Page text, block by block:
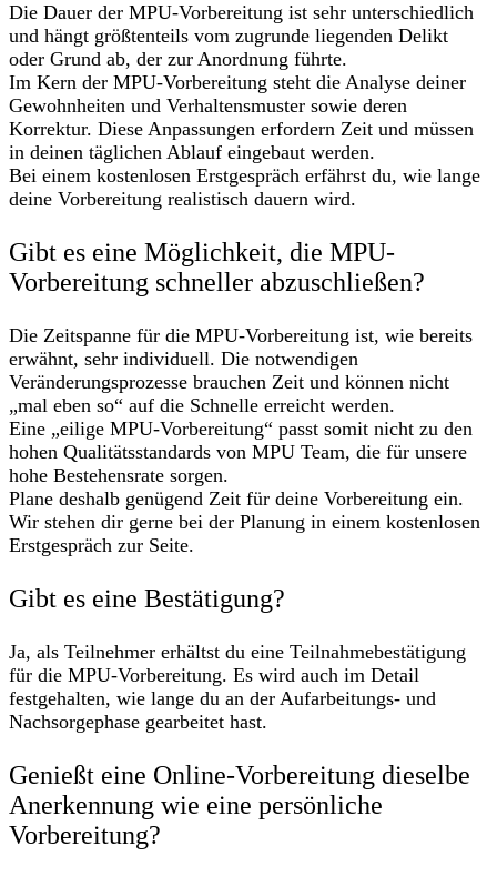
Die Dauer der MPU-Vorbereitung ist sehr unterschiedlich
und hängt größtenteils vom zugrunde liegenden Delikt
oder Grund ab, der zur Anordnung führte.
Im Kern der MPU-Vorbereitung steht die Analyse deiner
Gewohnheiten und Verhaltensmuster sowie deren
Korrektur. Diese Anpassungen erfordern Zeit und müssen
in deinen täglichen Ablauf eingebaut werden.
Bei einem kostenlosen Erstgespräch erfährst du, wie lange
deine Vorbereitung realistisch dauern wird.
Gibt es eine Möglichkeit, die MPU-
Vorbereitung schneller abzuschließen?
Die Zeitspanne für die MPU-Vorbereitung ist, wie bereits
erwähnt, sehr individuell. Die notwendigen
Veränderungsprozesse brauchen Zeit und können nicht
„mal eben so“ auf die Schnelle erreicht werden.
Eine „eilige MPU-Vorbereitung“ passt somit nicht zu den
hohen Qualitätsstandards von MPU Team, die für unsere
hohe Bestehensrate sorgen.
Plane deshalb genügend Zeit für deine Vorbereitung ein.
Wir stehen dir gerne bei der Planung in einem kostenlosen
Erstgespräch zur Seite.
Gibt es eine Bestätigung?
Ja, als Teilnehmer erhältst du eine Teilnahmebestätigung
für die MPU-Vorbereitung. Es wird auch im Detail
festgehalten, wie lange du an der Aufarbeitungs- und
Nachsorgephase gearbeitet hast.
Genießt eine Online-Vorbereitung dieselbe
Anerkennung wie eine persönliche
Vorbereitung?